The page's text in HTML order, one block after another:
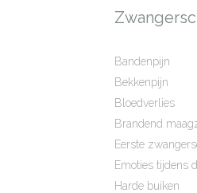
Bandenpijn
Bekkenpijn
Bloedverlies
Brandend
Eerste
Emoties tijdens
Harde buiken